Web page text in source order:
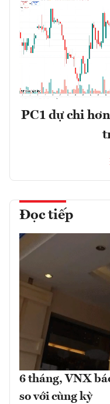
PC1 dự chi
Đọc tiếp
6 tháng, VNX
so với cùng kỳ